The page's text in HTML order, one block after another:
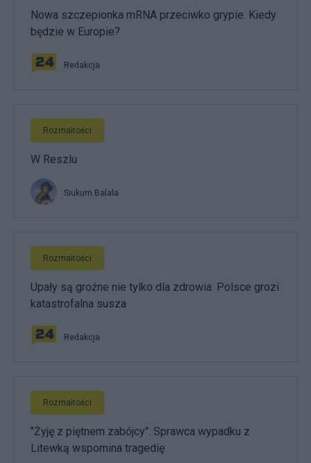
Nowa szczepionka mRNA przeciwko grypie. Kiedy
będzie w Europie?
Redakcja
Rozmaitości
W Reszlu
Siukum Balala
Rozmaitości
Upały są groźne nie tylko dla zdrowia. Polsce grozi
katastrofalna susza
Redakcja
Rozmaitości
"Żyję z piętnem zabójcy". Sprawca wypadku z
Litewką wspomina tragedię